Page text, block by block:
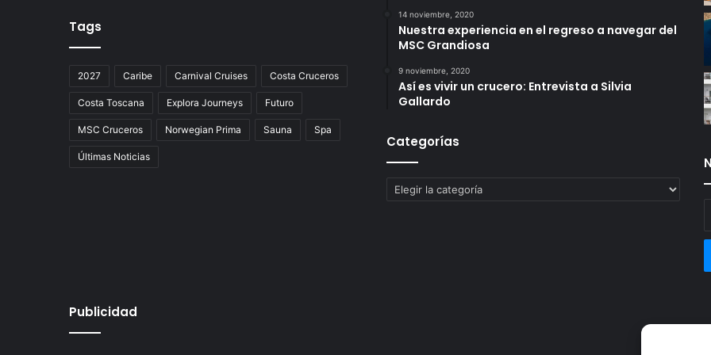
Tags
2027 Caribe Carnival Cruises Costa Cruceros
Costa Toscana Explora Journeys Futuro
MSC Cruceros Norwegian Prima Sauna Spa
Últimas Noticias
14 noviembre, 2020
Nuestra experiencia en el regreso a navegar del
MSC Grandiosa
9 noviembre, 2020
Así es vivir un crucero: Entrevista a Silvia
Gallardo
Categorías
Categorías
Publicidad